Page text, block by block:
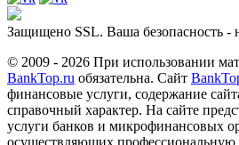
Защищено SSL. Ваша безопасность -
© 2009 - 2026 При использовании
BankTop.ru обязательна. Сайт
финансовые услуги, содержание
справочный характер. На сайте
услуги банков и микрофинансовых
осуществляющих профессиональную